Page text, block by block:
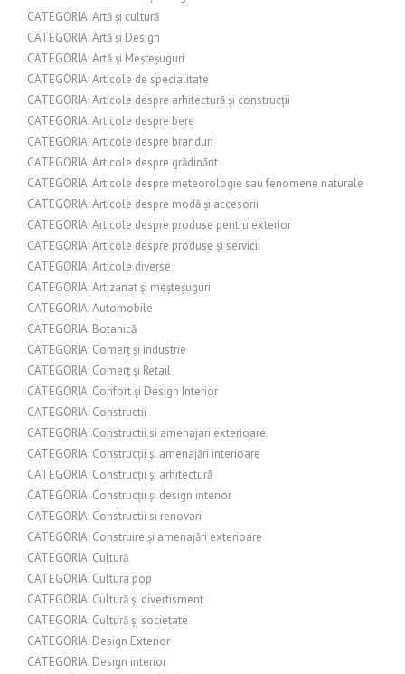
CATEGORIA: Artă și cultură
CATEGORIA: Artă și Design
CATEGORIA: Artă și Meșteșuguri
CATEGORIA: Articole de specialitate
CATEGORIA: Articole despre arhitectură și construcții
CATEGORIA: Articole despre bere
CATEGORIA: Articole despre branduri
CATEGORIA: Articole despre grădinărit
CATEGORIA: Articole despre meteorologie sau fenomene naturale
CATEGORIA: Articole despre modă și accesorii
CATEGORIA: Articole despre produse pentru exterior
CATEGORIA: Articole despre produse și servicii
CATEGORIA: Articole diverse
CATEGORIA: Artizanat și meșteșuguri
CATEGORIA: Automobile
CATEGORIA: Botanică
CATEGORIA: Comerț și industrie
CATEGORIA: Comerț și Retail
CATEGORIA: Confort și Design Interior
CATEGORIA: Constructii
CATEGORIA: Constructii si amenajari exterioare
CATEGORIA: Construcții și amenajări interioare
CATEGORIA: Construcții și arhitectură
CATEGORIA: Construcții și design interior
CATEGORIA: Constructii si renovari
CATEGORIA: Construire și amenajări exterioare
CATEGORIA: Cultură
CATEGORIA: Cultura pop
CATEGORIA: Cultură și divertisment
CATEGORIA: Cultură și societate
CATEGORIA: Design Exterior
CATEGORIA: Design interior